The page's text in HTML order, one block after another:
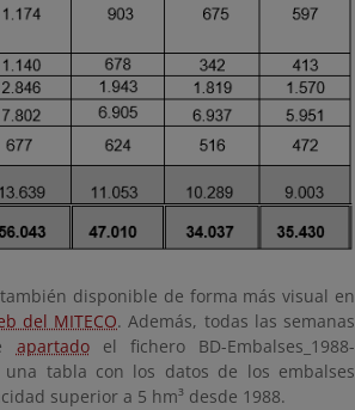
disponible de forma más visual en
del MITECO. Además, todas las semanas
apartadoel fichero BD-Embalses_1988-
tabla con los datos de los embalses
superior a 5 hm³ desde 1988.